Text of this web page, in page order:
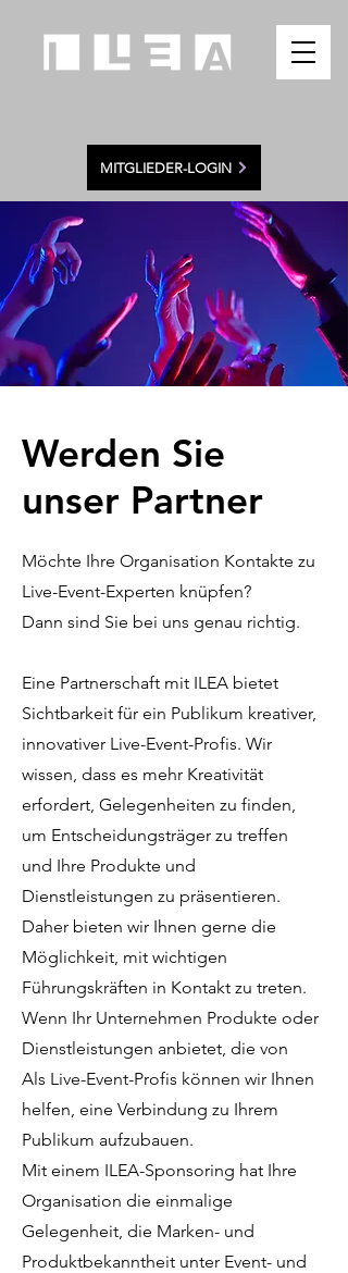
MITGLIEDER-LOGIN
Werden Sie
unser Partner
Möchte Ihre Organisation Kontakte zu
Live-Event-Experten knüpfen?
Dann sind Sie bei uns genau richtig.
Eine Partnerschaft mit ILEA bietet
Sichtbarkeit für ein Publikum kreativer,
innovativer Live-Event-Profis. Wir
wissen, dass es mehr Kreativität
erfordert, Gelegenheiten zu finden,
um Entscheidungsträger zu treffen
und Ihre Produkte und
Dienstleistungen zu präsentieren.
Daher bieten wir Ihnen gerne die
Möglichkeit, mit wichtigen
Führungskräften in Kontakt zu treten.
Wenn Ihr Unternehmen Produkte oder
Dienstleistungen anbietet, die von
Als Live-Event-Profis können wir Ihnen
helfen, eine Verbindung zu Ihrem
Publikum aufzubauen.
Mit einem ILEA-Sponsoring hat Ihre
Organisation die einmalige
Gelegenheit, die Marken- und
Produktbekanntheit unter Event- und